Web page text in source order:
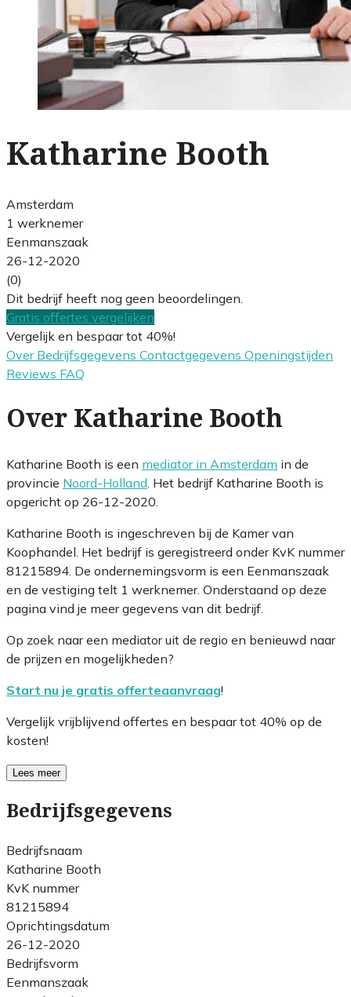
Katharine Booth
Amsterdam
1 werknemer
Eenmanszaak
26-12-2020
(0)
Dit bedrijf heeft nog geen beoordelingen.
Gratis offertes vergelijken
Vergelijk en bespaar tot 40%!
Over Bedrijfsgegevens Contactgegevens Openingstijden
Reviews FAQ
Over Katharine Booth
Katharine Booth is een mediator in Amsterdam in de
provincie Noord-Holland . Het bedrijf Katharine Booth is
opgericht op 26-12-2020.
Katharine Booth is ingeschreven bij de Kamer van
Koophandel. Het bedrijf is geregistreerd onder KvK nummer
81215894. De ondernemingsvorm is een Eenmanszaak
en de vestiging telt 1 werknemer. Onderstaand op deze
pagina vind je meer gegevens van dit bedrijf.
Op zoek naar een mediator uit de regio en benieuwd naar
de prijzen en mogelijkheden?
Start nu je gratis offerteaanvraag!
Vergelijk vrijblijvend offertes en bespaar tot 40% op de
kosten!
Lees meer
Bedrijfsgegevens
Bedrijfsnaam
Katharine Booth
KvK nummer
81215894
Oprichtingsdatum
26-12-2020
Bedrijfsvorm
Eenmanszaak